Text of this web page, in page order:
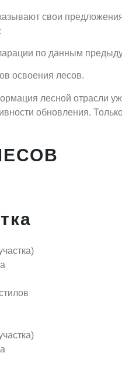
свои
по данным
освоения лесов.
лесной отрасли
обновления.